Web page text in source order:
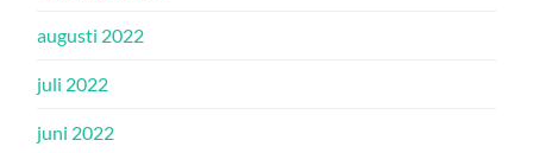
augusti 2022
juli 2022
juni 2022